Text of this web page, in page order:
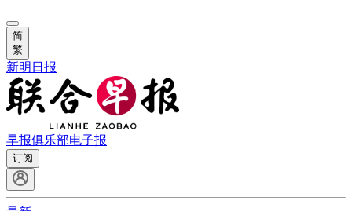
简
繁
新明日报
早报俱乐部电子报
订阅